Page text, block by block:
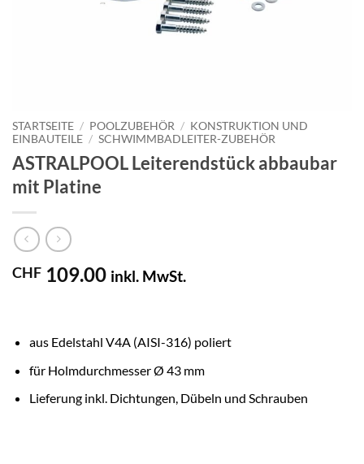
STARTSEITE / POOLZUBEHÖR / KONSTRUKTION UND
EINBAUTEILE / SCHWIMMBADLEITER-ZUBEHÖR
ASTRALPOOL Leiterendstück abbaubar
mit Platine
CHF 109.00 inkl. MwSt.
aus Edelstahl V4A (AISI-316) poliert
für Holmdurchmesser Ø 43 mm
Lieferung inkl. Dichtungen, Dübeln und Schrauben